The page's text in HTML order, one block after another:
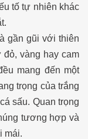
tố tự nhiên khác
gần gũi với thiên
vàng hay cam
mang đến một
trọng của trắng
sấu. Quan trọng
tương hợp và
mái.